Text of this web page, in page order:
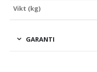
Vikt (kg)
GARANTI